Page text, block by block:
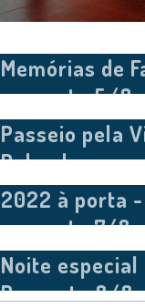
Memórias de
proposta 5/8
Passeio pela
Palmela -
6/8
2022 à porta -
proposta 7/8
Noite especial
Proposta 8/8